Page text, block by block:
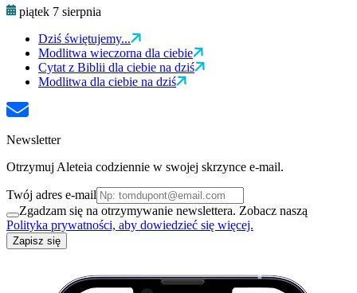
piątek 7 sierpnia
Dziś świętujemy...
Modlitwa wieczorna dla ciebie
Cytat z Biblii dla ciebie na dziś
Modlitwa dla ciebie na dziś
Newsletter
Otrzymuj Aleteia codziennie w swojej skrzynce e-mail.
Twój adres e-mail
Zgadzam się na otrzymywanie newslettera. Zobacz naszą
Polityka prywatności, aby dowiedzieć się więcej.
Zapisz się